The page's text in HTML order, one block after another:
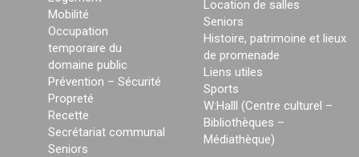
Mobilité
Occupation
temporaire du
domaine public
Prévention – Sécurité
Propreté
Recette
Secrétariat communal
Seniors
Location de salles
Seniors
Histoire, patrimoine et lieux
de promenade
Liens utiles
Sports
W:Halll (Centre culturel –
Bibliothèques –
Médiathèque)